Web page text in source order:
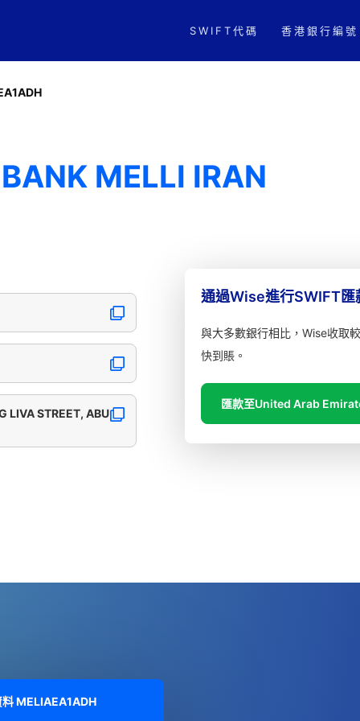
SWIFT代碼 香港銀行編號
MELLI IRAN
LIVA STREET, ABU
通過Wise進行SWIFT匯
與大多數銀行相比，Wise收取
快到賬。
匯款至United Arab
料MELIAEA1ADH